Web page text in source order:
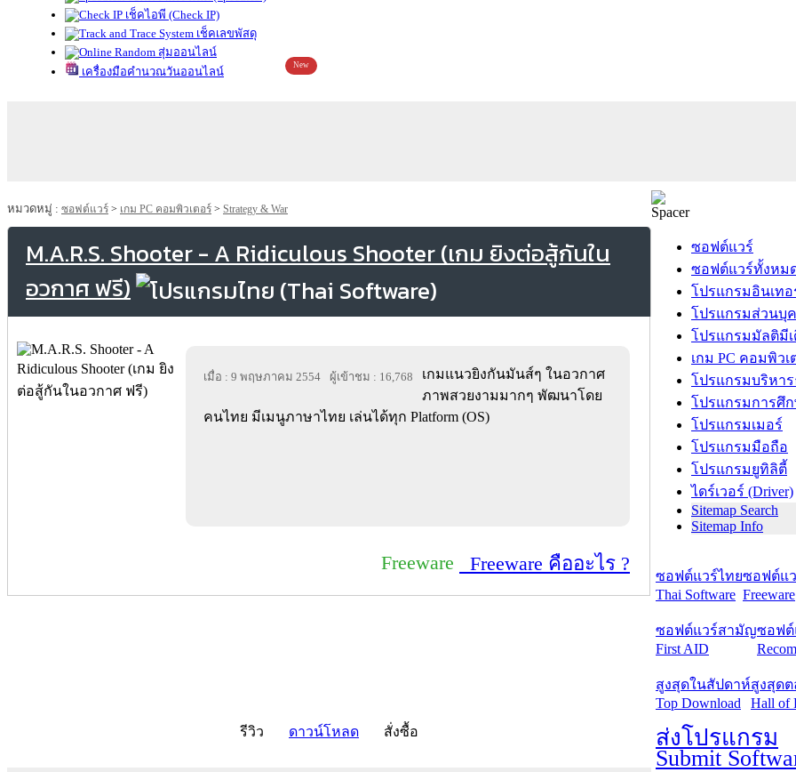
เช็คไอพี (Check IP)
เช็คเลขพัสดุ
สุ่มออนไลน์
เครื่องมือคำนวณวันออนไลน์
New
หมวดหมู่ : ซอฟต์แวร์ > เกม PC คอมพิวเตอร์ > Strategy & War
M.A.R.S. Shooter - A Ridiculous Shooter (เกม ยิงต่อสู้กันใน
อวกาศ ฟรี)
เมื่อ : 9 พฤษภาคม 2554 ผู้เข้าชม : 16,768
เกมแนวยิงกันมันส์ๆ ในอวกาศ
ภาพสวยงามมากๆ พัฒนาโดย
คนไทย มีเมนูภาษาไทย เล่นได้ทุก Platform (OS)
Freeware Freeware คืออะไร ?
รีวิว ดาวน์โหลด สั่งซื้อ
ซอฟต์แวร์
ซอฟต์แวร์ทั้งหม
โปรแกรมอินเทอ
โปรแกรมส่วนบุ
โปรแกรมมัลติมีเ
เกม PC คอมพิวเ
โปรแกรมบริหา
โปรแกรมการศึ
โปรแกรมเมอร์
โปรแกรมมือถือ
โปรแกรมยูทิลิตี้
ไดร์เวอร์ (Driver)
Sitemap Search
Sitemap Info
ซอฟต์แวร์ไทย
Thai Software
ซอฟต์แ
Freeware
ซอฟต์แวร์สามัญ
First AID
ซอฟต์
สูงสุดในสัปดาห์
Top Download
สูงสุด
Hall of
ส่งโปรแกรม
Submit